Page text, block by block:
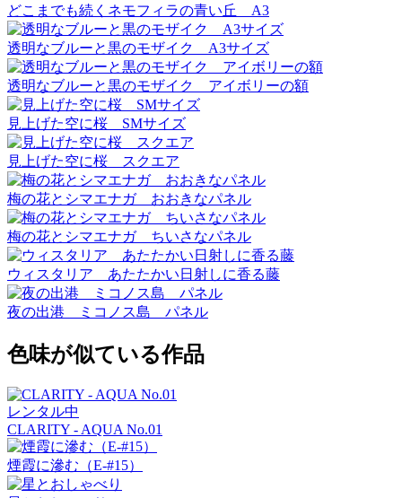
どこまでも続くネモフィラの青い丘 A3
透明なブルーと黒のモザイク A3サイズ
透明なブルーと黒のモザイク アイボリーの額
見上げた空に桜 SMサイズ
見上げた空に桜 スクエア
梅の花とシマエナガ おおきなパネル
梅の花とシマエナガ ちいさなパネル
ウィスタリア あたたかい日射しに香る藤
夜の出港 ミコノス島 パネル
色味が似ている作品
レンタル中
CLARITY - AQUA No.01
煙霞に滲む（E-#15）